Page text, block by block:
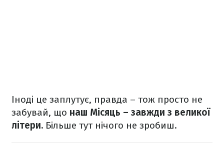
Іноді це заплутує, правда – тож просто не
забувай, що наш Місяць – завжди з великої
літери. Більше тут нічого не зробиш.